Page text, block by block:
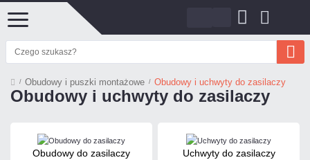
Obudowy i puszki montażowe Obudowy i uchwyty do zasilaczy
Obudowy i uchwyty do zasilaczy
Obudowy do zasilaczy Uchwyty do zasilaczy